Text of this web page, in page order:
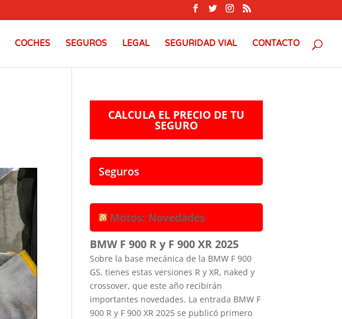
COCHES SEGUROS LEGAL SEGURIDAD VIAL CONTACTO
CALCULA EL PRECIO DE TU
SEGURO
Seguros
Motos: Novedades
BMW F 900 R y F 900 XR 2025
Sobre la base mecánica de la BMW F 900
GS, tienes estas versiones R y XR, naked y
crossover, que este año recibirán
importantes novedades. La entrada BMW F
900 R y F 900 XR 2025 se publicó primero